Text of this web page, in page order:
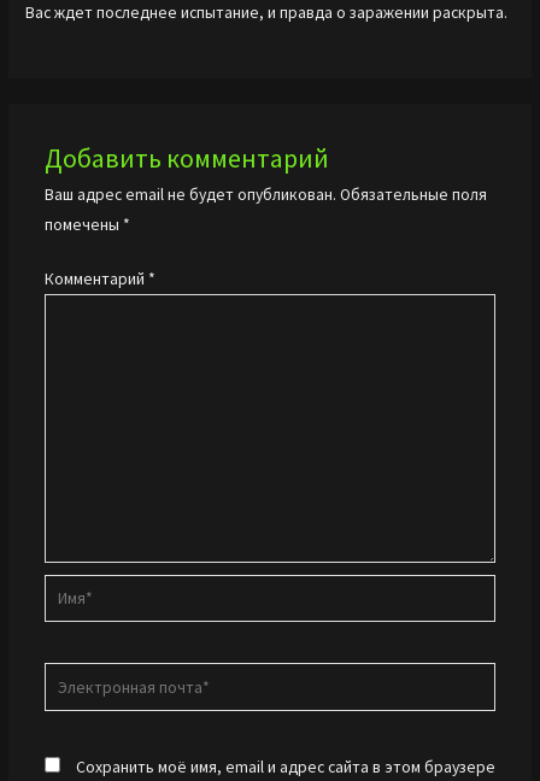
Вас ждет последнее испытание, и правда о заражении раскрыта.
Добавить комментарий
Ваш адрес email не будет опубликован. Обязательные поля
помечены *
Комментарий *
Имя*
Электронная
почта*
Сохранить моё имя, email и адрес сайта в этом браузере